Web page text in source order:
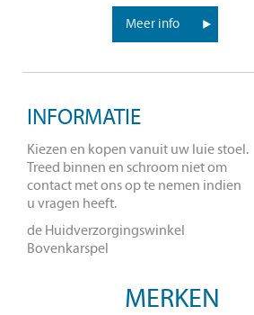
Meer info
INFORMATIE
Kiezen en kopen vanuit uw luie stoel.
Treed binnen en schroom niet om
contact met ons op te nemen indien
u vragen heeft.
de Huidverzorgingswinkel
Bovenkarspel
MERKEN